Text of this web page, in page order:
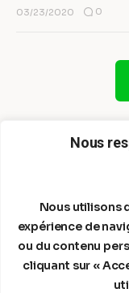
Nous
Nous utilisons
expérience de
ou du contenu
cliquant sur «
03/23/2020 0